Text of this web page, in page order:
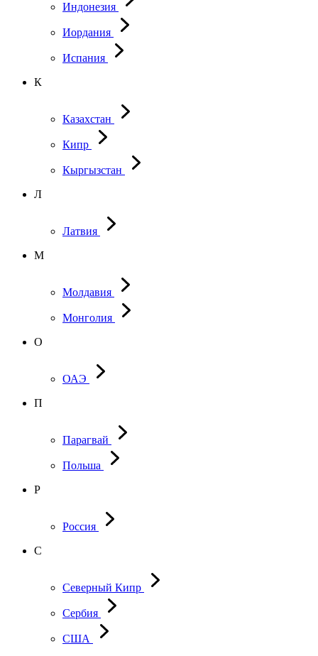
Индонезия
Иордания
Испания
К
Казахстан
Кипр
Кыргызстан
Л
Латвия
М
Молдавия
Монголия
О
ОАЭ
П
Парагвай
Польша
Р
Россия
С
Северный Кипр
Сербия
США